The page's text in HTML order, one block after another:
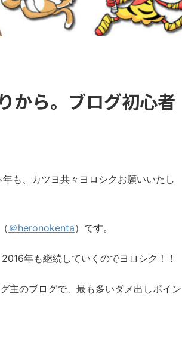
から。ブログ初心者
も、カツヨ共々ヨロシクお願いいたし
＠heronokenta）です。
年も継続していくのでヨロシク！！
主のブログで、最も多いダメ出しポイン